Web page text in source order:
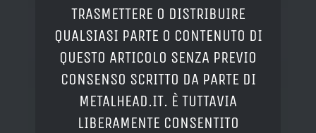
TRASMETTERE O DISTRIBUIRE
QUALSIASI PARTE O CONTENUTO DI
QUESTO ARTICOLO SENZA PREVIO
CONSENSO SCRITTO DA PARTE DI
METALHEAD.IT. È TUTTAVIA
LIBERAMENTE CONSENTITO